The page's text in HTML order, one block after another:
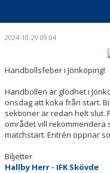
HEM
OM KLUBBEN
KONTAKT
SAMARBETSPARTNERS
2024-10-29 09:04
Handbollsfeber i Jönköping!
Handbollen är glödhet i
onsdag att koka från start.
sektioner är redan helt slut.
området vill rekommendera
matchstart. Entrén öppnar
Biljetter
Hallby Herr - IFK Skövde